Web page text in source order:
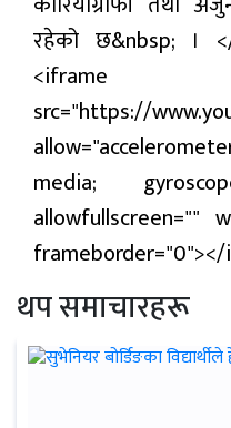
रहेको छ&nbsp; । </
<iframe
src="https://
media;
allowfullscreen=""
थप समाचारहरू